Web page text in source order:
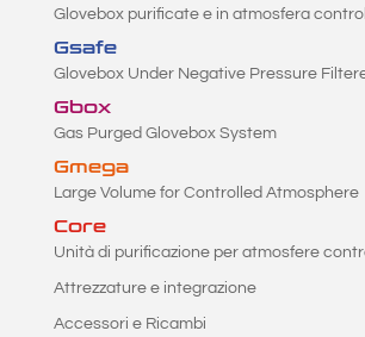
Glovebox purificate e in atmosfera
Gsafe
Glovebox Under Negative Pressure
Gbox
Gas Purged Glovebox System
Gmega
Large Volume for Controlled Atmosphere
Core
Unità di purificazione per atmosfere
Attrezzature e integrazione
Accessori e Ricambi